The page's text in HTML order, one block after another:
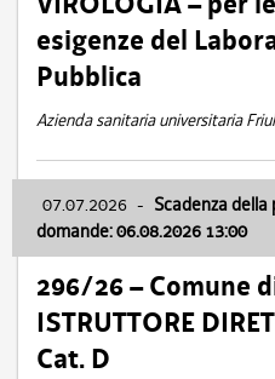
esigenze del
Pubblica
Azienda sanitaria universitaria
07.07.2026 - Scadenza
domande: 06.08.2026 13:00
296/26 – Comune
ISTRUTTORE
Cat. D